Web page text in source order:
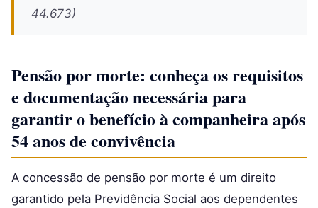
44.673)
Pensão por morte: conheça os requisitos
e documentação necessária para
garantir o benefício à companheira após
54 anos de convivência
A concessão de pensão por morte é um direito
garantido pela Previdência Social aos dependentes